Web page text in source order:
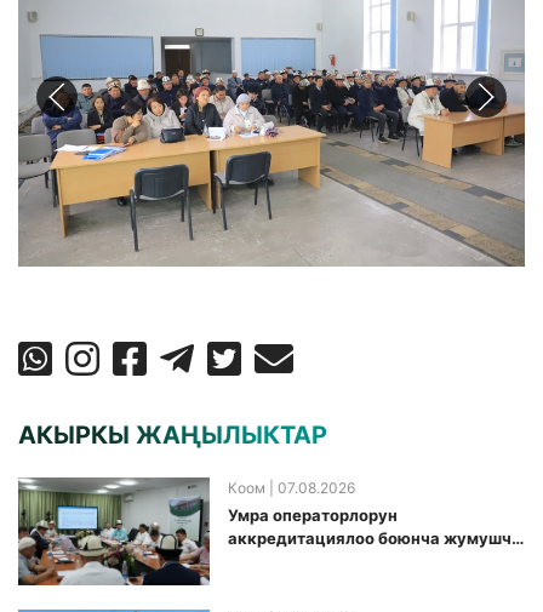
АКЫРКЫ ЖАҢЫЛЫКТАР
Коом | 07.08.2026
Умра операторлорун
аккредитациялоо боюнча жумушчу